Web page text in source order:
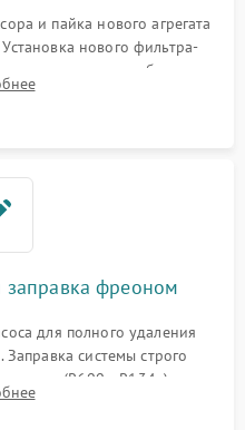
и пайка нового агрегата
нового фильтра-
вентиляторов обдува,
дверных петель.
заправка фреоном
для полного удаления
Заправка системы строго
(R600a, R134a) по
давления в системе.